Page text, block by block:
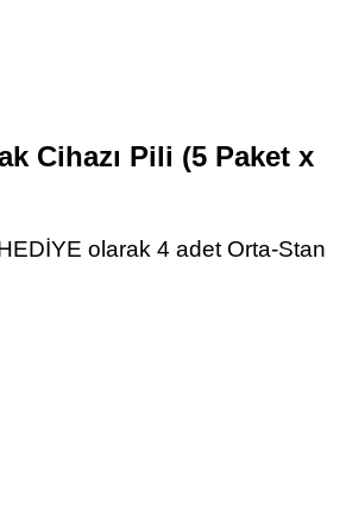
Cihazı Pili (5 Paket x
olarak 4 adet Orta-Stan